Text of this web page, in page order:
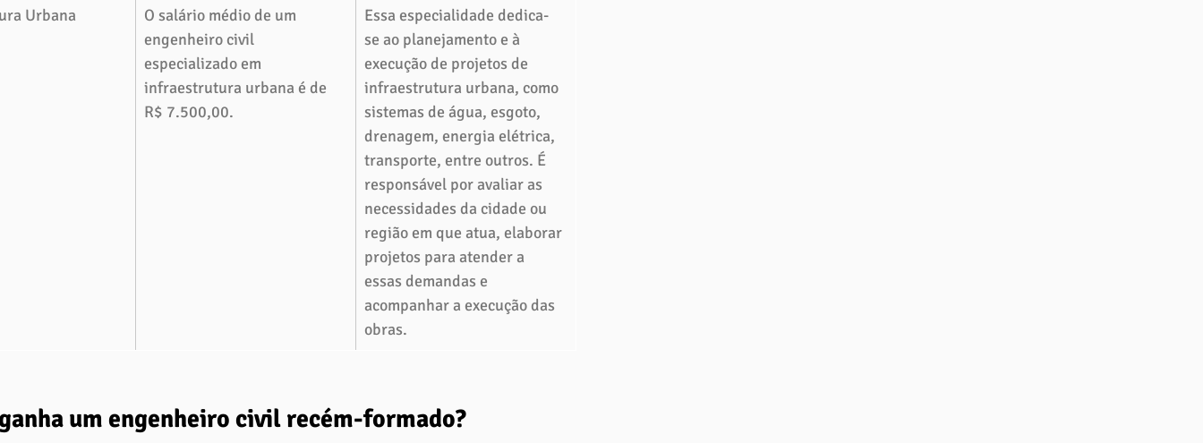
Urbana
O salário médio de um
engenheiro civil
especializado em
infraestrutura urbana é de
R$ 7.500,00.
Essa especialidade dedica-
se ao planejamento e à
execução de projetos de
infraestrutura urbana, como
sistemas de água, esgoto,
drenagem, energia elétrica,
transporte, entre outros. É
responsável por avaliar as
necessidades da cidade ou
região em que atua, elaborar
projetos para atender a
essas demandas e
acompanhar a execução das
obras.
um engenheiro civil recém-formado?